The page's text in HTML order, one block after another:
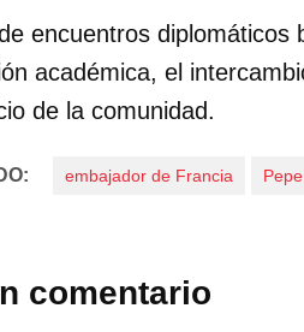
encuentros diplomáticos
académica, el
de la comunidad.
embajador de Francia
comentario